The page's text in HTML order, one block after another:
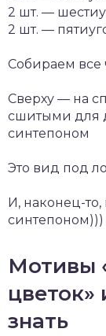
2 шт. —
2 шт. —
Собираем все
Сверху — на
сшитыми для
синтепоном
Это вид под
И, наконец-
синтепоном)))
Мотивы
цветок»
знать